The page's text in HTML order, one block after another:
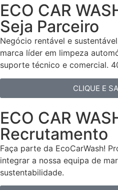
ECO CAR
Seja Parceiro
Negócio rentável e
marca líder em limpeza
suporte técnico e comercial.
CLIQUE E
ECO CAR
Recrutamento
Faça parte da EcoCarWash!
integrar a nossa equipa de
sustentabilidade.